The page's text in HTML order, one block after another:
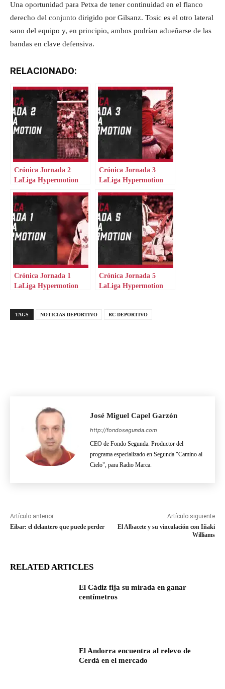
Una oportunidad para Petxa de tener continuidad en el flanco
derecho del conjunto dirigido por Gilsanz. Tosic es el otro lateral
sano del equipo y, en principio, ambos podrían adueñarse de las
bandas en clave defensiva.
RELACIONADO:
Crónica Jornada 2
LaLiga Hypermotion
Crónica Jornada 3
LaLiga Hypermotion
Crónica Jornada 1
LaLiga Hypermotion
Crónica Jornada 5
LaLiga Hypermotion
TAGS NOTICIAS DEPORTIVO RC DEPORTIVO
José Miguel Capel Garzón
http://fondosegunda.com
CEO de Fondo Segunda. Productor del
programa especializado en Segunda "Camino al
Cielo", para Radio Marca.
Artículo anterior
Eibar: el delantero que puede perder
Artículo siguiente
El Albacete y su vinculación con Iñaki
Williams
RELATED ARTICLES
El Cádiz fija su mirada en ganar
centímetros
El Andorra encuentra al relevo de
Cerdà en el mercado